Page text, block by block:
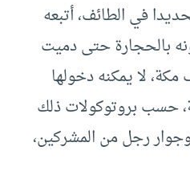
في الطائف، أتبعه
بالحجارة حتى دميت
لا يمكنه دخولها
حسب بروتوكولات ذلك
رجل من المشركين،